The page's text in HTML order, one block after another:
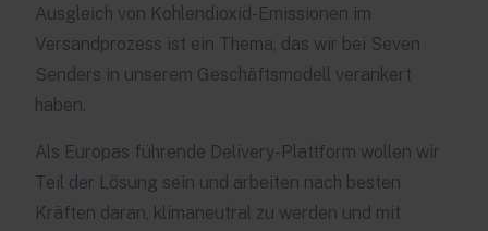
Ausgleich von Kohlendioxid-Emissionen im
Versandprozess ist ein Thema, das wir bei Seven
Senders in unserem Geschäftsmodell verankert
haben.
Als Europas führende Delivery-Plattform wollen wir
Teil der Lösung sein und arbeiten nach besten
Kräften daran, klimaneutral zu werden und mit